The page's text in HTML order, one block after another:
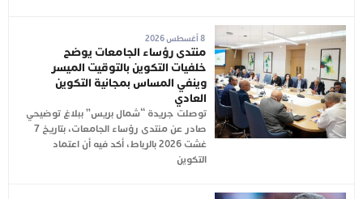
8 أغسطس 2026
منتدى رؤساء الجامعات يوضح
خلفيات التكوين بالتوقيت الميسر
وينفي المساس بمجانية التكوين
العادي
توصلت جريدة “شمال بريس” ببلاغ توضيحي
صادر عن منتدى رؤساء الجامعات، بتاريخ 7
غشت 2026 بالرباط، أكد فيه أن اعتماد
التكوين